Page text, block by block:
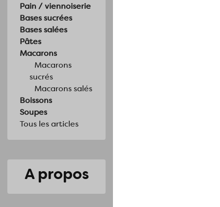
Pain / viennoiserie
Bases sucrées
Bases salées
Pâtes
Macarons
Macarons
sucrés
Macarons salés
Boissons
Soupes
Tous les articles
A propos